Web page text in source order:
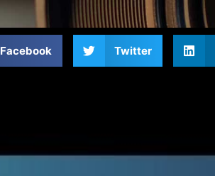
Facebook Twitter